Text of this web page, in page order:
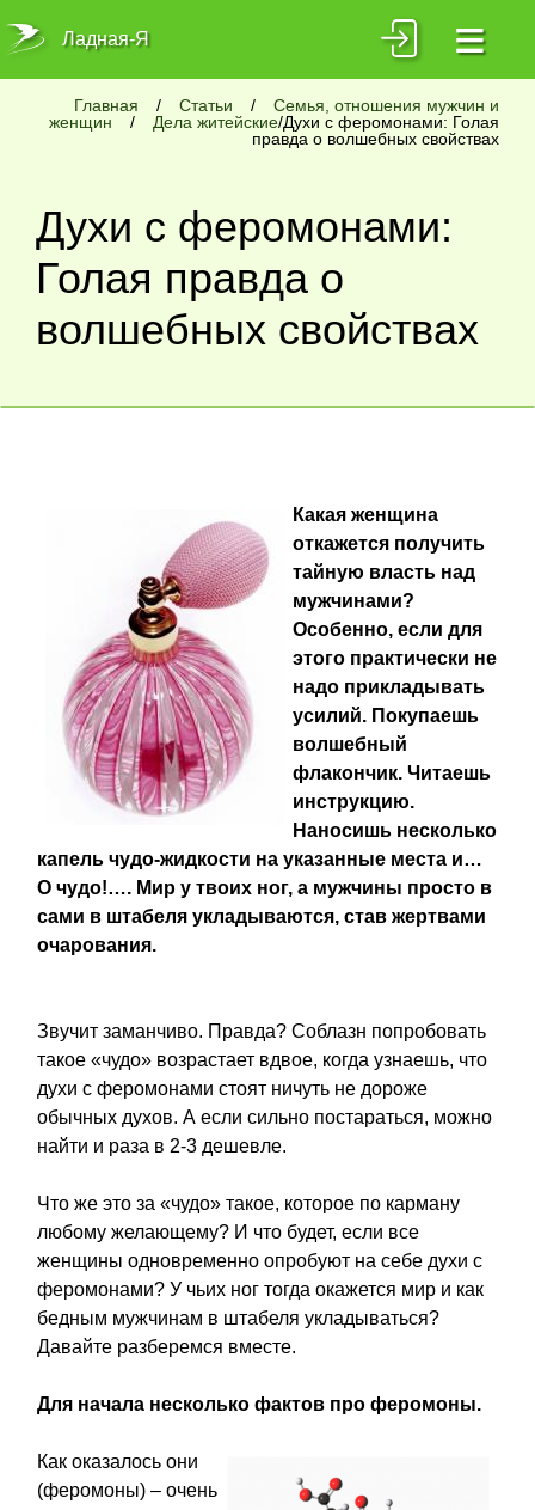
Ладная-Я ≡
Главная / Статьи /
Семья, отношения мужчин и
женщин
/ Дела житейские/Духи с феромонами: Голая
правда о волшебных свойствах
Духи с феромонами:
Голая правда о
волшебных свойствах
Какая женщина
откажется получить
тайную власть над
мужчинами?
Особенно, если для
этого практически не
надо прикладывать
усилий. Покупаешь
волшебный
флакончик. Читаешь
инструкцию.
Наносишь несколько
капель чудо-жидкости на указанные места и…
О чудо!…. Мир у твоих ног, а мужчины просто в
сами в штабеля укладываются, став жертвами
очарования.
Звучит заманчиво. Правда? Соблазн попробовать
такое «чудо» возрастает вдвое, когда узнаешь, что
духи с феромонами стоят ничуть не дороже
обычных духов. А если сильно постараться, можно
найти и раза в 2-3 дешевле.
Что же это за «чудо» такое, которое по карману
любому желающему? И что будет, если все
женщины одновременно опробуют на себе духи с
феромонами? У чьих ног тогда окажется мир и как
бедным мужчинам в штабеля укладываться?
Давайте разберемся вместе.
Для начала несколько фактов про феромоны.
Как оказалось они
(феромоны) – очень